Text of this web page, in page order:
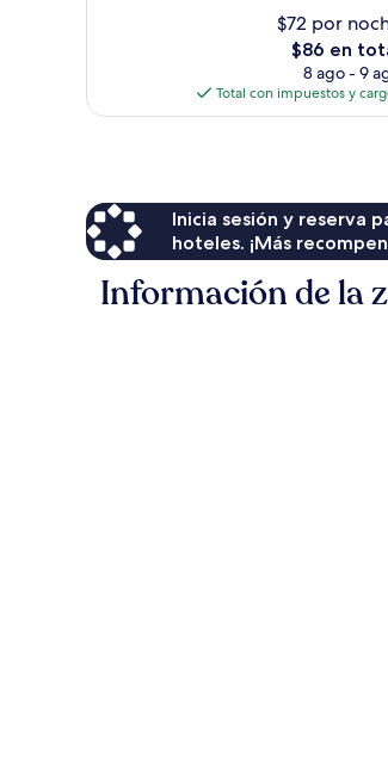
$72 por
El
precio
actual
es
$86 en
8 ago - 9
Total con impuestos y
Inicia sesión y reserva
hoteles. ¡Más
Información de la